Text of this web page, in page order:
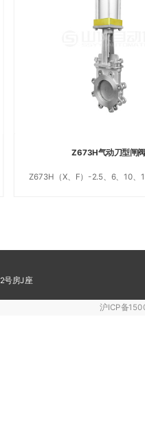
Z673H气动刀型闸阀
Z673H（X、F）-2.5、6、10、
号房J座
沪ICP备